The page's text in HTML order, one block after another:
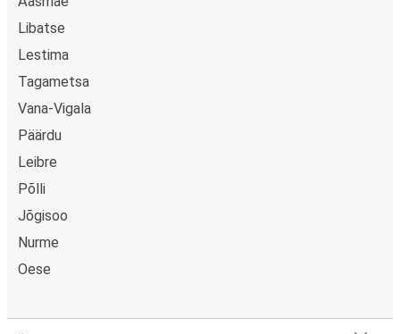
Libatse
Lestima
Tagametsa
Vana-Vigala
Päärdu
Leibre
Põlli
Jõgisoo
Nurme
Oese